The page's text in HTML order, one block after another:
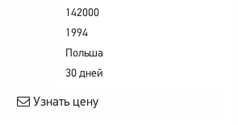
142000
1994
Польша
30 дней
Узнать цену